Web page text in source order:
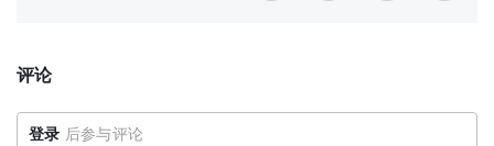
评论
登录 后参与评论